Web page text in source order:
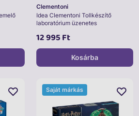
Clementoni
Idea Clementoni Tollkészítő
laboratórium üzenetes
12 995 Ft
Kosárba
Saját márkás